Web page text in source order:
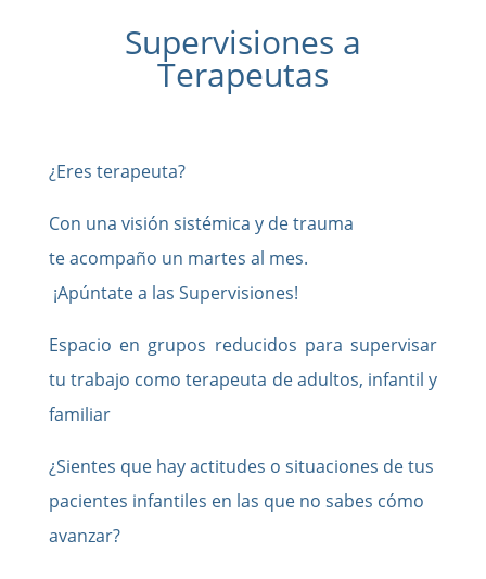
Supervisiones a
Terapeutas
¿Eres terapeuta?
Con una visión sistémica y de trauma
te acompaño un martes al mes.
¡Apúntate a las Supervisiones!
Espacio en grupos reducidos para supervisar
tu trabajo como terapeuta de adultos, infantil y
familiar
¿Sientes que hay actitudes o situaciones de tus
pacientes infantiles en las que no sabes cómo
avanzar?